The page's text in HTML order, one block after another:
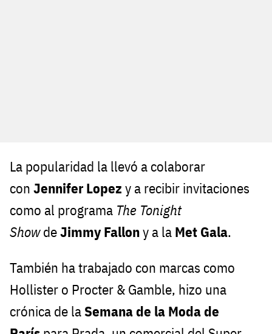
La popularidad la llevó a colaborar
con Jennifer Lopez y a recibir invitaciones
como al programa The Tonight
ShowdeJimmy Fallony a la Met Gala.
También ha trabajado con marcas como
Hollister o Procter & Gamble, hizo una
crónica de laSemana de la Moda de